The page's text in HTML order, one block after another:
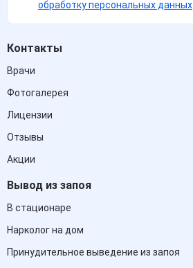
обработку персональных данных
Контакты
Врачи
Фотогалерея
Лицензии
Отзывы
Акции
Вывод из запоя
В стационаре
Нарколог на дом
Принудительное выведение из запоя